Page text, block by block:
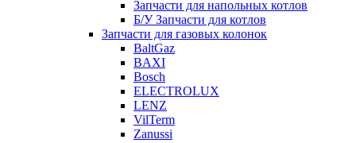
Запчасти для напольных котлов
Б/У Запчасти для котлов
Запчасти для газовых колонок
BaltGaz
BAXI
Bosch
ELECTROLUX
LENZ
VilTerm
Zanussi